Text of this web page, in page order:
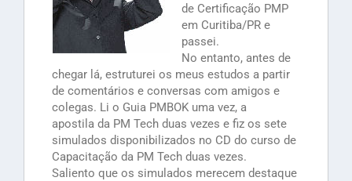
de Certificação PMP
em Curitiba/PR e
passei.
No entanto, antes de
chegar lá, estruturei os meus estudos a partir
de comentários e conversas com amigos e
colegas. Li o Guia PMBOK uma vez, a
apostila da PM Tech duas vezes e fiz os sete
simulados disponibilizados no CD do curso de
Capacitação da PM Tech duas vezes.
Saliento que os simulados merecem destaque